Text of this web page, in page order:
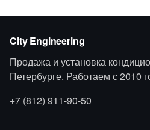
City Engineering
Продажа и установка
Петербурге. Работаем с 2010
+7 (812) 911-90-50